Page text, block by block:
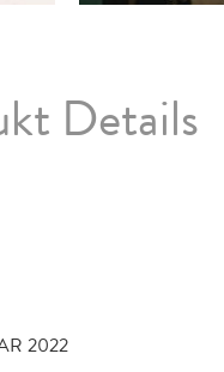
Details
2022